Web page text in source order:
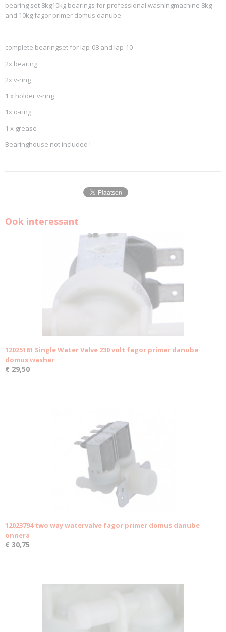
bearing set 8kg10kg bearings for professional washingmachine 8kg
and 10kg fagor primer domus danube
complete bearingset for lap-08 and lap-10
2x bearing
2x v-ring
1 x holder v-ring
1x o-ring
1 x grease
Bearinghouse not included !
Ook interessant
12025161 Single Water Valve 230 volt fagor primer danube
domus washer
€ 29,50
12023794 two way watervalve fagor primer domus danube
onnera
€ 30,75